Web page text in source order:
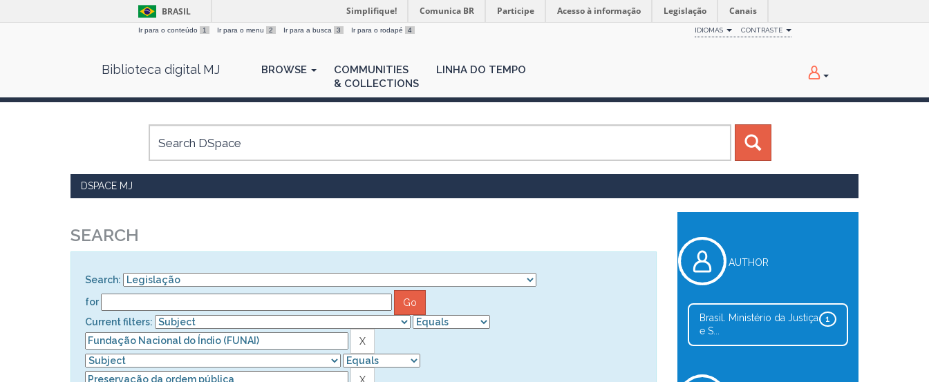
BRASIL Simplifique! Comunica BR Participe Acesso à informação Legislação Canais
Ir para o conteúdo 1 Ir para o menu 2 Ir para a busca 3 Ir para o rodapé 4 IDIOMAS CONTRASTE
Biblioteca digital MJ BROWSE
COMMUNITIES
& COLLECTIONS
LINHA DO TEMPO
DSPACE MJ
SEARCH
Search:
for
Current filters:
AUTHOR
1
Brasil. Ministério da Justiça
e S...